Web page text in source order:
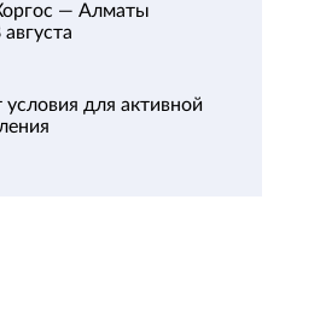
— Алматы
для активной